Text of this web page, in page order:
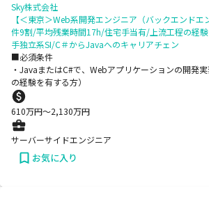
Sky株式会社
【＜東京＞Web系開発エンジニア（バックエンド
件9割/平均残業時間17h/住宅手当有/上流工程の経
手独立系SI/C＃からJavaへのキャリアチェン
■必須条件
・JavaまたはC#で、Webアプリケーションの開発
の経験を有する方）
610万円〜2,130万円
サーバーサイドエンジニア
お気に入り